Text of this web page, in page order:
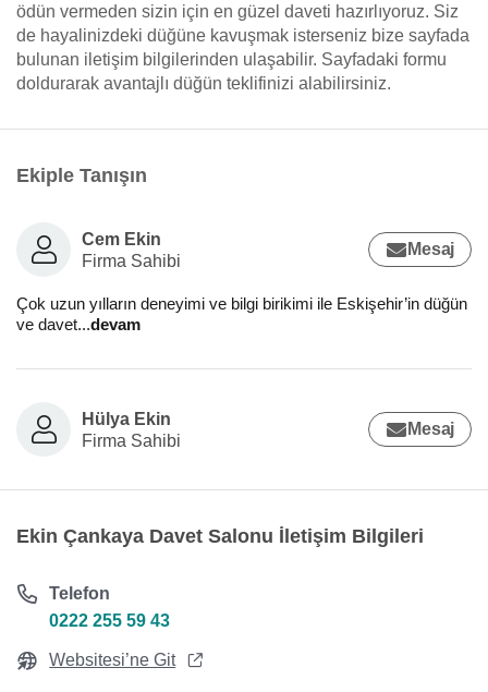
ödün vermeden sizin için en güzel daveti hazırlıyoruz. Siz
de hayalinizdeki düğüne kavuşmak isterseniz bize sayfada
bulunan iletişim bilgilerinden ulaşabilir. Sayfadaki formu
doldurarak avantajlı düğün teklifinizi alabilirsiniz.
Ekiple Tanışın
Cem Ekin
Firma Sahibi
Mesaj
Çok uzun yılların deneyimi ve bilgi birikimi ile Eskişehir’in düğün
ve davet...devam
Hülya Ekin
Firma Sahibi
Mesaj
Ekin Çankaya Davet Salonu İletişim Bilgileri
Telefon
0222 255 59 43
Websitesi’ne Git